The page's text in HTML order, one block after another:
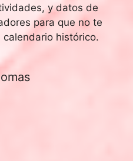
y datos de
para que no te
histórico.